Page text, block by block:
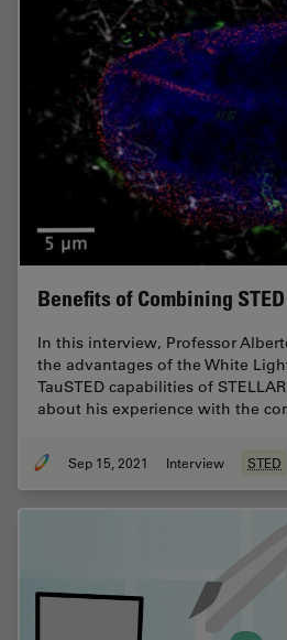
Benefits of Combining
In this interview, Professor
the advantages of the White
TauSTED capabilities of
about his experience with the
Sep 15, 2021 Interview STED